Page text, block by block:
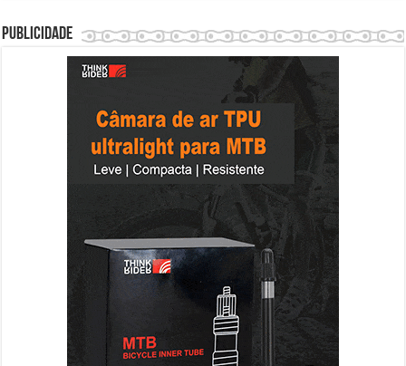
Publicidade